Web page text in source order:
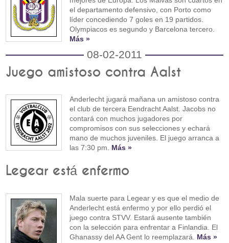
el departamento defensivo, con Porto como
líder concediendo 7 goles en 19 partidos.
Olympiacos es segundo y Barcelona tercero.
Más »
08-02-2011
Juego amistoso contra Aalst
Anderlecht jugará mañana un amistoso contra
el club de tercera Eendracht Aalst. Jacobs no
contará con muchos jugadores por
compromisos con sus selecciones y echará
mano de muchos juveniles. El juego arranca a
las 7:30 pm. Más »
Legear está enfermo
Mala suerte para Legear y es que el medio de
Anderlecht está enfermo y por ello perdió el
juego contra STVV. Estará ausente también
con la selección para enfrentar a Finlandia. El
Ghanassy del AA Gent lo reemplazará. Más »